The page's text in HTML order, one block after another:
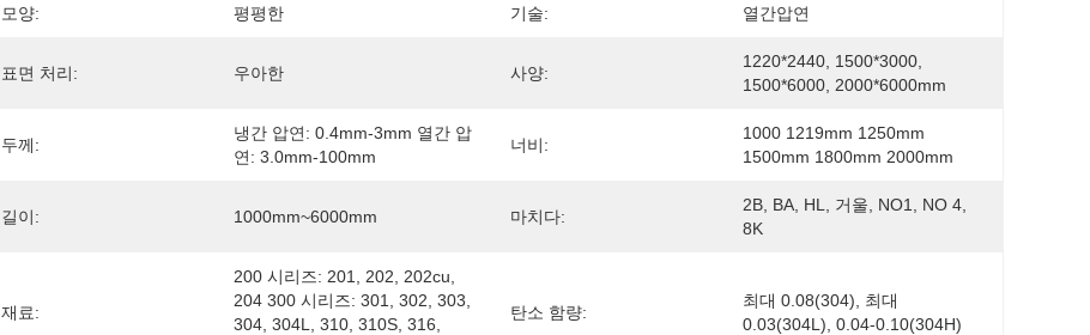
모양: 평평한 기술: 열간압연
표면 처리: 우아한 사양:
1220*2440, 1500*3000,
1500*6000, 2000*6000mm
두께:
냉간 압연: 0.4mm-3mm 열간 압
연: 3.0mm-100mm
너비:
1000 1219mm 1250mm
1500mm 1800mm 2000mm
길이: 1000mm~6000mm 마치다:
2B, BA, HL, 거울, NO1, NO 4,
8K
재료:
200 시리즈: 201, 202, 202cu,
204 300 시리즈: 301, 302, 303,
304, 304L, 310, 310S, 316,
탄소 함량:
최대 0.08(304), 최대
0.03(304L), 0.04-0.10(304H)